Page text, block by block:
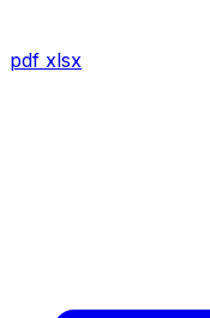
pdf xlsx